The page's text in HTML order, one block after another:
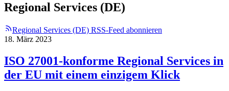
Regional Services (DE)
Regional Services (DE) RSS-Feed abonnieren
18. März 2023
ISO 27001-konforme Regional Services in
der EU mit einem einzigem Klick